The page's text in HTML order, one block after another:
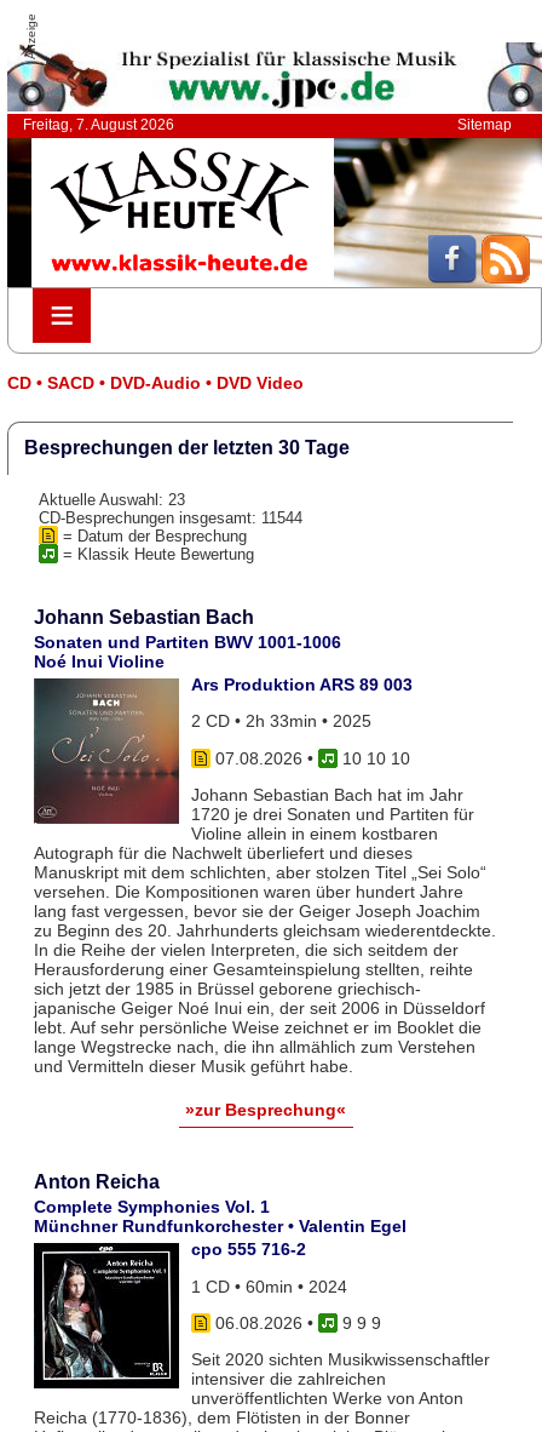
Anzeige
Freitag, 7. August 2026 Sitemap
≡
≡
CD • SACD • DVD-Audio • DVD Video
Besprechungen der letzten 30 Tage
Aktuelle Auswahl: 23
CD-Besprechungen insgesamt: 11544
= Datum der Besprechung
= Klassik Heute Bewertung
Johann Sebastian Bach
Sonaten und Partiten BWV 1001-1006
Noé Inui Violine
Ars Produktion ARS 89 003
2 CD • 2h 33min • 2025
07.08.2026 •
10 10 10
Johann Sebastian Bach hat im Jahr
1720 je drei Sonaten und Partiten für
Violine allein in einem kostbaren
Autograph für die Nachwelt überliefert und dieses
Manuskript mit dem schlichten, aber stolzen Titel „Sei Solo“
versehen. Die Kompositionen waren über hundert Jahre
lang fast vergessen, bevor sie der Geiger Joseph Joachim
zu Beginn des 20. Jahrhunderts gleichsam wiederentdeckte.
In die Reihe der vielen Interpreten, die sich seitdem der
Herausforderung einer Gesamteinspielung stellten, reihte
sich jetzt der 1985 in Brüssel geborene griechisch-
japanische Geiger Noé Inui ein, der seit 2006 in Düsseldorf
lebt. Auf sehr persönliche Weise zeichnet er im Booklet die
lange Wegstrecke nach, die ihn allmählich zum Verstehen
und Vermitteln dieser Musik geführt habe.
»zur Besprechung«
Anton Reicha
Complete Symphonies Vol. 1
Münchner Rundfunkorchester • Valentin Egel
cpo 555 716-2
1 CD • 60min • 2024
06.08.2026 •
9 9 9
Seit 2020 sichten Musikwissenschaftler
intensiver die zahlreichen
unveröffentlichten Werke von Anton
Reicha (1770-1836), dem Flötisten in der Bonner